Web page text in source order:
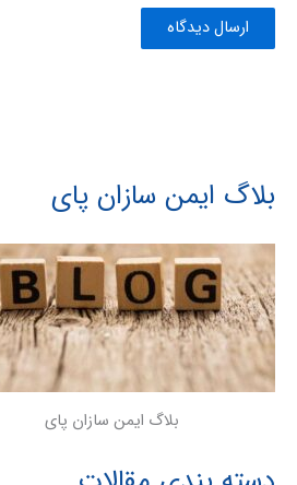
بلاگ ایمن سازان پای
بلاگ ایمن سازان پای